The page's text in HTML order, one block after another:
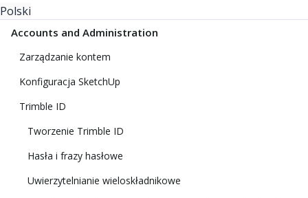
Polski
Accounts and Administration
Zarządzanie kontem
Konfiguracja SketchUp
Trimble ID
Tworzenie Trimble ID
Hasła i frazy hasłowe
Uwierzytelnianie wieloskładnikowe